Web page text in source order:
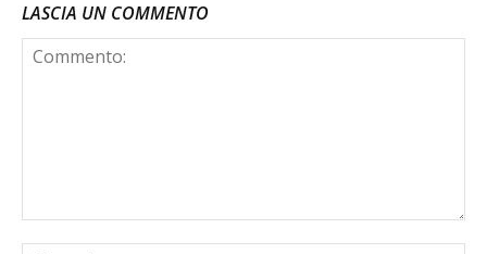
LASCIA UN COMMENTO